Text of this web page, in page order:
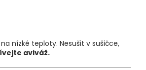
nízké teploty. Nesušit v sušičce,
aviváž.